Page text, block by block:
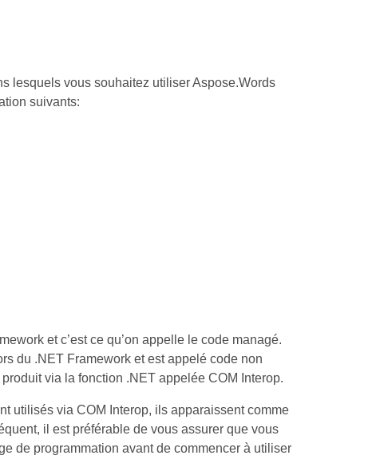
lesquels vous souhaitez utiliser Aspose.Words
suivants:
et c’est ce qu’on appelle le code managé.
du .NET Framework et est appelé code non
via la fonction .NET appelée COM Interop.
utilisés via COM Interop, ils apparaissent comme
il est préférable de vous assurer que vous
de programmation avant de commencer à utiliser